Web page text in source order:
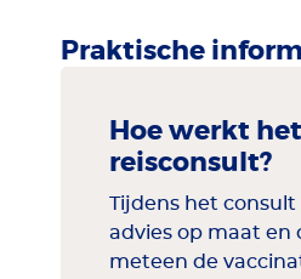
Praktische
Hoe werkt het
reisconsult?
Tijdens het
advies op maat en
meteen de